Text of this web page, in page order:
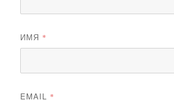
ИМЯ *
EMAIL *